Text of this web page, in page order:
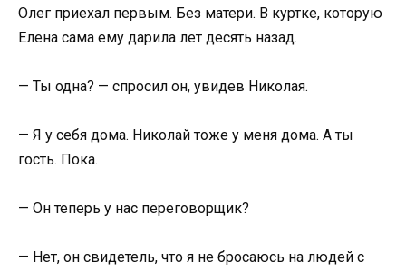
Олег приехал первым. Без матери. В куртке, которую
Елена сама ему дарила лет десять назад.
— Ты одна? — спросил он, увидев Николая.
— Я у себя дома. Николай тоже у меня дома. А ты
гость. Пока.
— Он теперь у нас переговорщик?
— Нет, он свидетель, что я не бросаюсь на людей с